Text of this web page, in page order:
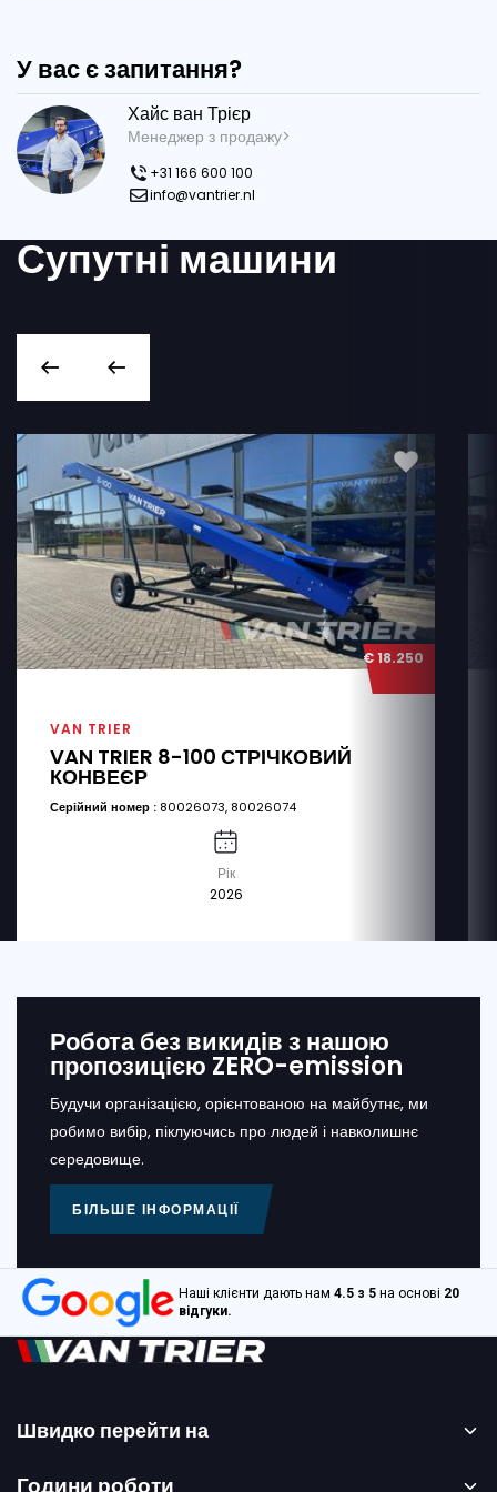
У вас є запитання?
Хайс ван Трієр
Менеджер з продажу>
+31 166 600 100
info@vantrier.nl
Супутні машини
€ 18.250
VAN TRIER
VAN TRIER 8-100 СТРІЧКОВИЙ
КОНВЕЄР
Серійний номер : 80026073, 80026074
Рік
2026
Робота без викидів з нашою
пропозицією ZERO-emission
Будучи організацією, орієнтованою на майбутнє, ми
робимо вибір, піклуючись про людей і навколишнє
середовище.
БІЛЬШЕ ІНФОРМАЦІЇ
Наші клієнти дають нам 4.5 з 5 на основі 20
відгуки.
Швидко перейти на
Головна сторінка
Години роботи